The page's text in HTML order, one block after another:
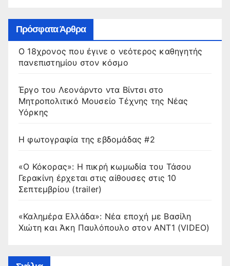
Πρόσφατα Άρθρα
Ο 18χρονος που έγινε ο νεότερος καθηγητής
πανεπιστημίου στον κόσμο
Έργο του Λεονάρντο ντα Βίντσι στο
Μητροπολιτικό Μουσείο Τέχνης της Νέας
Υόρκης
Η φωτογραφία της εβδομάδας #2
«Ο Κόκορας»: Η πικρή κωμωδία του Τάσου
Γερακίνη έρχεται στις αίθουσες στις 10
Σεπτεμβρίου (trailer)
«Καλημέρα Ελλάδα»: Νέα εποχή με Βασίλη
Χιώτη και Άκη Παυλόπουλο στον ΑΝΤ1 (VIDEO)